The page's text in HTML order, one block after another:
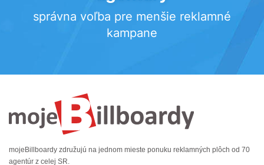
správna voľba pre menšie reklamné
kampane
mojeBillboardy združujú na jednom mieste ponuku reklamných plôch od 70
agentúr z celej SR.